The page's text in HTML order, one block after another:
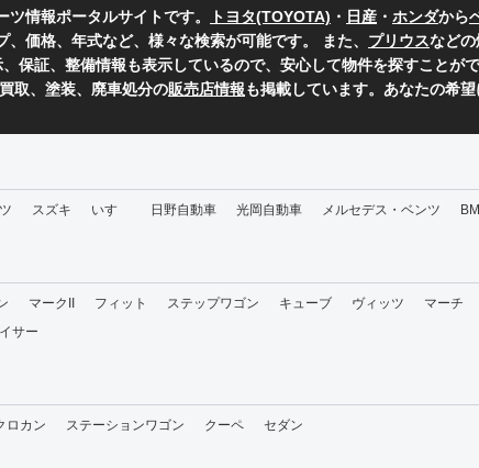
情報ポータルサイトです。 トヨタ(TOYOTA) ・ 日産 ・ ホンダから
、価格、年式など、様々な検索が可能です。 また、 プリウスなどの
保証、整備情報も表示しているので、安心して物件を探すことがで
取、塗装、廃車処分の販売店情報も掲載しています。あなたの希
スズキ いすゞ 日野自動車 光岡自動車 メルセデス・ベンツ
マークII フィット ステップワゴン キューブ ヴィッツ マーチ
サー
ロカン ステーションワゴン クーペ セダン